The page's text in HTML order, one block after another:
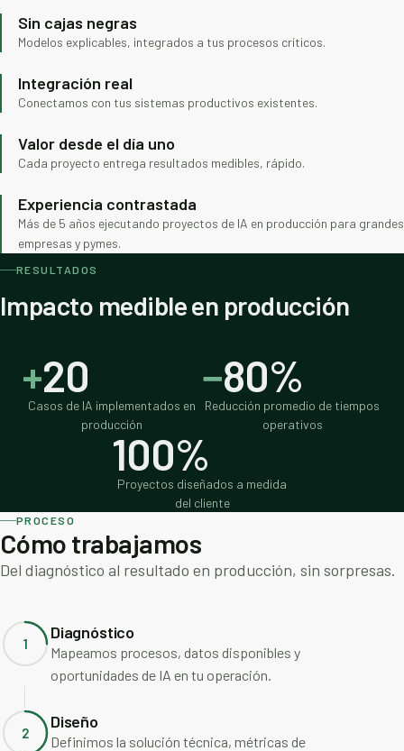
Sin cajas negras
Modelos explicables, integrados a tus procesos críticos.
Integración real
Conectamos con tus sistemas productivos existentes.
Valor desde el día uno
Cada proyecto entrega resultados medibles, rápido.
Experiencia contrastada
Más de 5 años ejecutando proyectos de IA en producción para grandes
empresas y pymes.
RESULTADOS
Impacto medible en producción
+20
Casos de IA implementados en
producción
−80%
Reducción promedio de tiempos
operativos
100%
Proyectos diseñados a medida
del cliente
PROCESO
Cómo trabajamos
Del diagnóstico al resultado en producción, sin sorpresas.
1
Diagnóstico
Mapeamos procesos, datos disponibles y
oportunidades de IA en tu operación.
2
Diseño
Definimos la solución técnica, métricas de